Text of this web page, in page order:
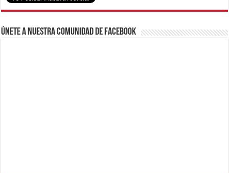
Únete a nuestra comunidad de Facebook